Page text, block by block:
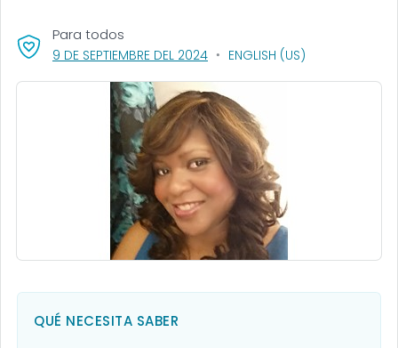
9 DE SEPTIEMBRE DEL 2024, VISIT LINK FOR DETAILS.
ENGLISH (US)
Para todos
QUÉ NECESITA SABER